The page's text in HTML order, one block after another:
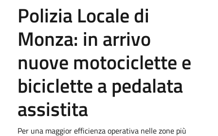
Polizia Locale di
Monza: in arrivo
nuove motociclette e
biciclette a pedalata
assistita
Per una maggior efficienza operativa nelle zone più